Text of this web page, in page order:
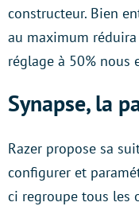
constructeur. Bien
au maximum
réglage à 50% nous
Synapse, la
Razer propose sa
configurer et
ci regroupe tous les